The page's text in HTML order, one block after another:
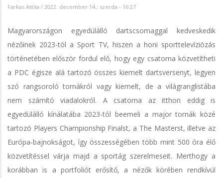
Farkas Attila / 2022. december 14., szerda - 16:27
Magyarországon egyedülálló dartscsomaggal kedveskedik
nézőinek 2023-tól a Sport TV, hiszen a honi sporttelevíziózás
történetében először fordul elő, hogy egy csatorna közvetítheti
a PDC égisze alá tartozó összes kiemelt dartsversenyt, legyen
szó rangsoroló tornákról vagy kiemelt, de a világranglistába
nem számító viadalokról. A csatorna az itthon eddig is
egyedülálló kínálatába 2023-tól beemeli a major tornák közé
tartozó Players Championship Finalst, a The Masterst, illetve az
Európa-bajnokságot, így összességében több mint 500 óra élő
közvetítéssel várja majd a sportág szerelmeseit. Merthogy a
korábban is a portfoliót erősítő, a nézők körében rendkívül